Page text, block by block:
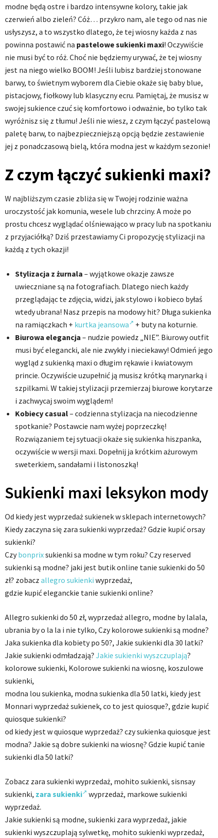
modne będą ostre i bardzo intensywne kolory, takie jak
czerwień albo zieleń? Cóż… przykro nam, ale tego od nas nie
usłyszysz, a to wszystko dlatego, że tej wiosny każda z nas
powinna postawić na pastelowe sukienki maxi! Oczywiście
nie musi być to róż. Choć nie będziemy urywać, że tej wiosny
jest na niego wielko BOOM! Jeśli lubisz bardziej stonowane
barwy, to świetnym wyborem dla Ciebie okaże się baby blue,
pistacjowy, fiołkowy lub klasyczny ecru. Pamiętaj, że musisz w
swojej sukience czuć się komfortowo i odważnie, bo tylko tak
wyróżnisz się z tłumu! Jeśli nie wiesz, z czym łączyć pastelową
paletę barw, to najbezpieczniejszą opcją będzie zestawienie
jej z ponadczasową bielą, która modna jest w każdym sezonie!
Z czym łączyć sukienki maxi?
W najbliższym czasie zbliża się w Twojej rodzinie ważna
uroczystość jak komunia, wesele lub chrzciny. A może po
prostu chcesz wyglądać olśniewająco w pracy lub na spotkaniu
z przyjaciółką? Dziś przestawiamy Ci propozycję stylizacji na
każdą z tych okazji!
Stylizacja z żurnala – wyjątkowe okazje zawsze
uwieczniane są na fotografiach. Dlatego niech każdy
przeglądając te zdjęcia, widzi, jak stylowo i kobieco byłaś
wtedy ubrana! Nasz przepis na modowy hit? Długa sukienka
na ramiączkach + kurtka jeansowa
+ buty na koturnie.
Biurowa elegancja – nudzie powiedz „NIE”. Biurowy outfit
musi być elegancki, ale nie zwykły i nieciekawy! Odmień jego
wygląd z sukienką maxi o długim rękawie i kwiatowym
princie. Oczywiście uzupełnić ją musisz krótką marynarką i
szpilkami. W takiej stylizacji przemierzaj biurowe korytarze
i zachwycaj swoim wyglądem!
Kobiecy casual– codzienna stylizacja na niecodzienne
spotkanie? Postawcie nam wyżej poprzeczkę!
Rozwiązaniem tej sytuacji okaże się sukienka hiszpanka,
oczywiście w wersji maxi. Dopełnij ja krótkim ażurowym
sweterkiem, sandałami i listonoszką!
Sukienki maxi leksykon mody
Od kiedy jest wyprzedaż sukienek w sklepach internetowych?
Kiedy zaczyna się zara sukienki wyprzedaż? Gdzie kupić orsay
sukienki?
Czybonprixsukienki sa modne w tym roku? Czy reserved
sukienki są modne? jaki jest butik online tanie sukienki do 50
zł? zobacz allegro sukienki wyprzedaż,
gdzie kupić eleganckie tanie sukienki online?
Allegro sukienki do 50 zł, wyprzedaż allegro, modne by lalala,
ubrania by o la la i nie tylko, Czy kolorowe sukienki są modne?
Jaka sukienka dla kobiety po 50?, Jakie sukienki dla 30 latki?
Jakie sukienki odmładzają? Jakie sukienki wyszczuplają?
kolorowe sukienki, Kolorowe sukienki na wiosnę, koszulowe
sukienki,
modna lou sukienka, modna sukienka dla 50 latki, kiedy jest
Monnari wyprzedaż sukienek, co to jest quiosque?, gdzie kupić
quiosque sukienki?
od kiedy jest w quiosque wyprzedaż? czy sukienka quiosque jest
modna? Jakie są dobre sukienki na wiosnę? Gdzie kupić tanie
sukienki dla 50 latki?
Zobacz zara sukienki wyprzedaż, mohito sukienki, sisnsay
sukienki, zara sukienki
wyprzedaż, markowe sukienki
wyprzedaż.
Jakie sukienki są modne, sukienki zara wyprzedaż, jakie
sukienki wyszczuplają sylwetkę, mohito sukienki wyprzedaż,